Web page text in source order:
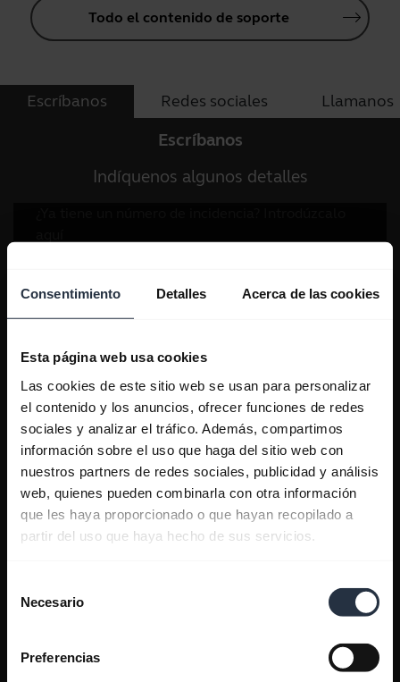
Consentimiento Detalles Acerca de las cookies
Esta página web usa cookies
Las cookies de este sitio web se usan para personalizar
el contenido y los anuncios, ofrecer funciones de redes
sociales y analizar el tráfico. Además, compartimos
información sobre el uso que haga del sitio web con
nuestros partners de redes sociales, publicidad y análisis
web, quienes pueden combinarla con otra información
que les haya proporcionado o que hayan recopilado a
partir del uso que haya hecho de sus servicios.
Necesario
Preferencias
Todo el contenido de soporte
Escríbanos Redes sociales Llamanos
Escríbanos
Indíquenos algunos detalles